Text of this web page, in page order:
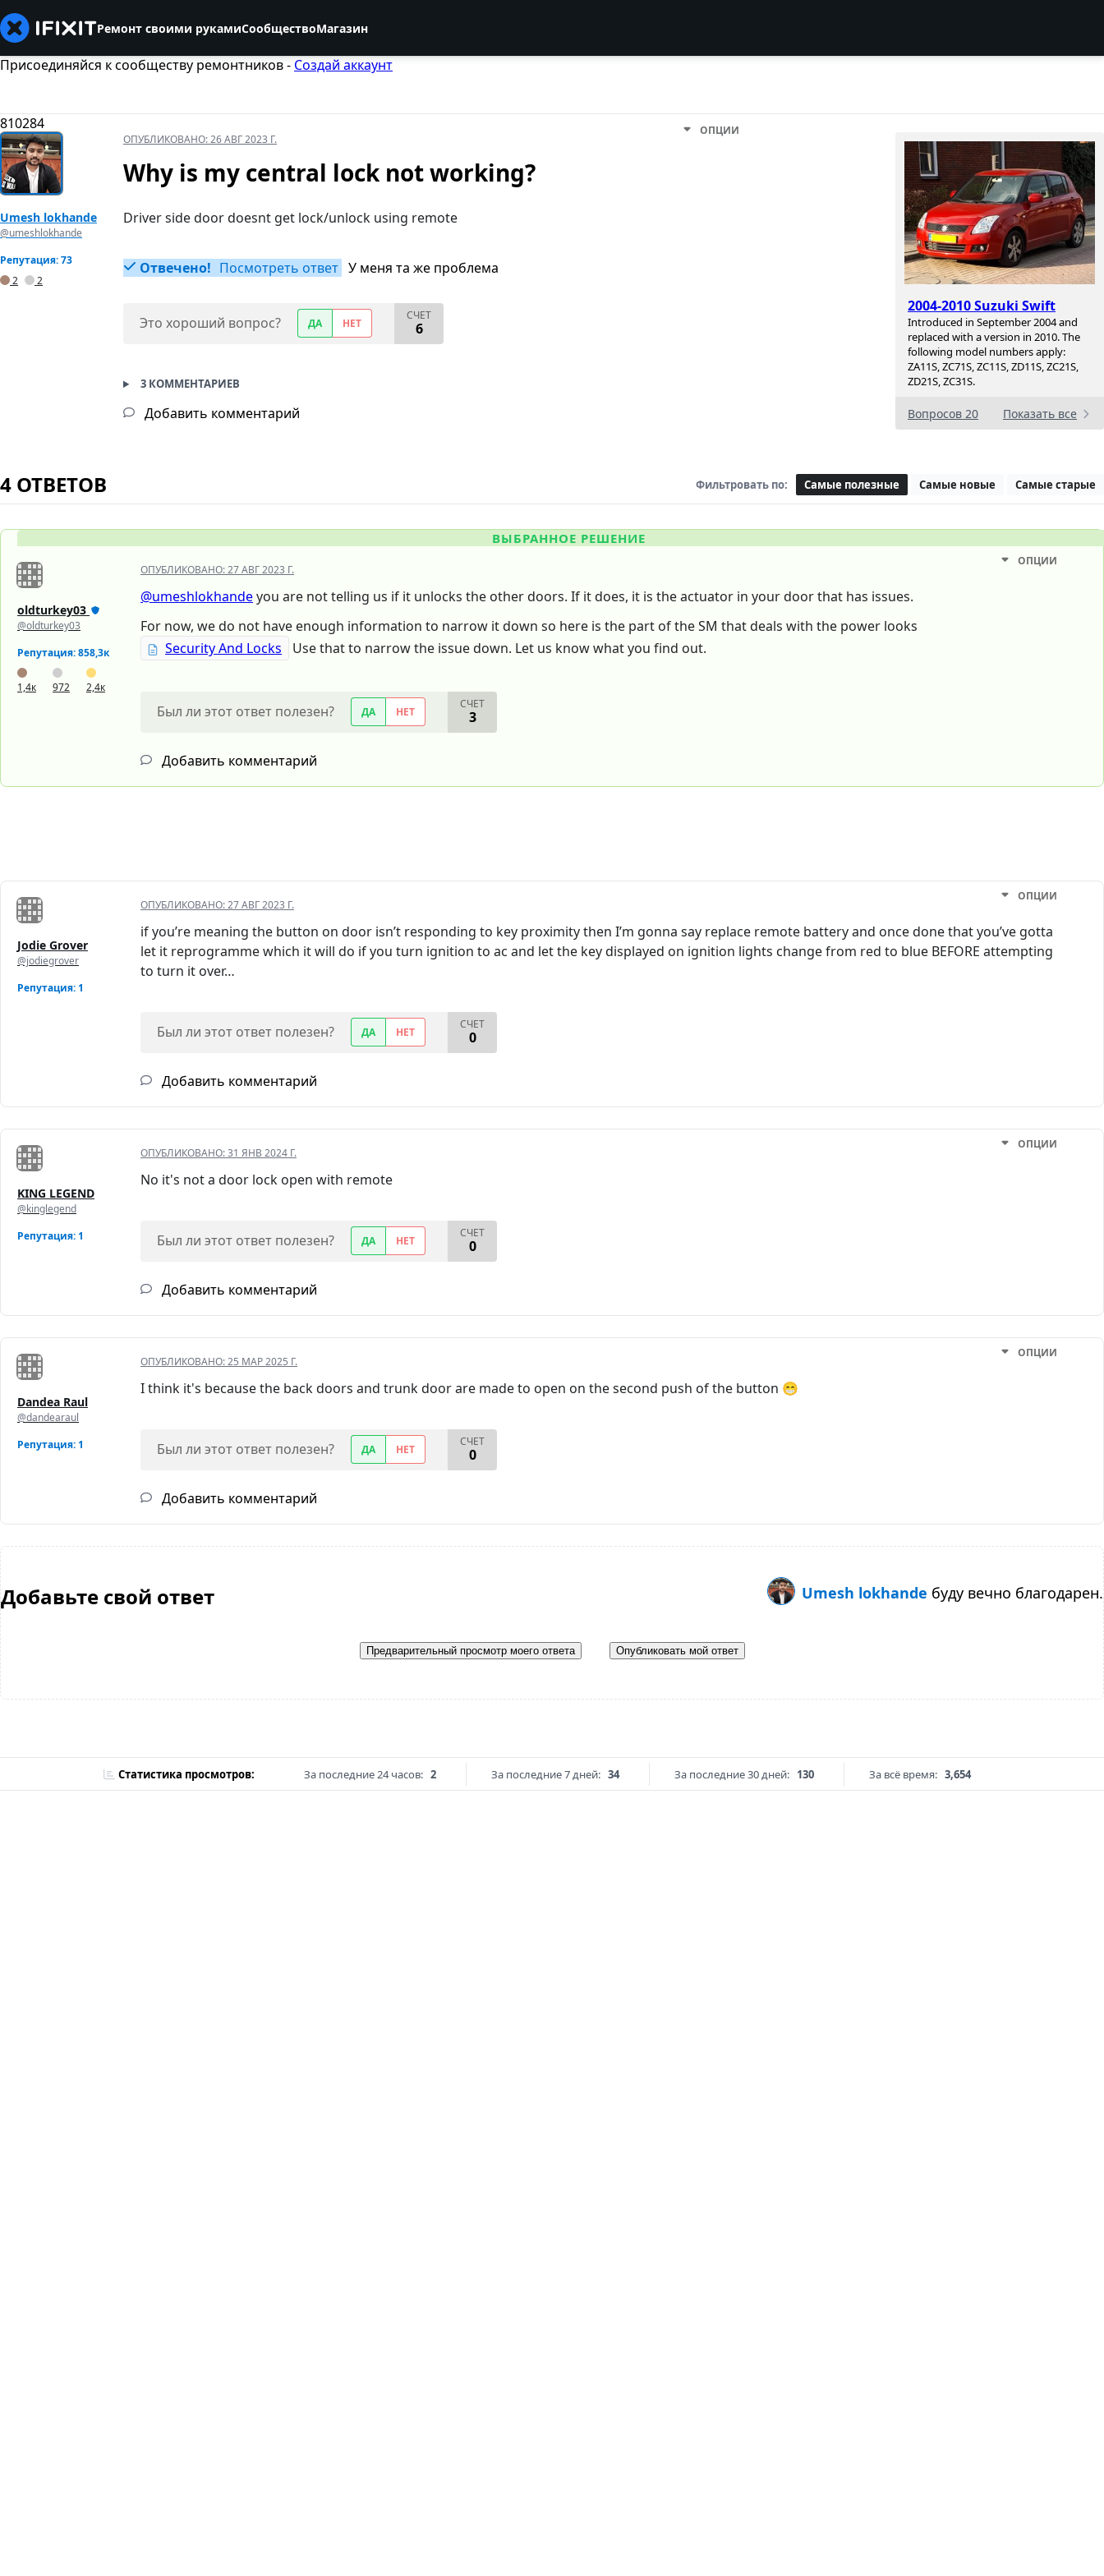
Ремонт своими рукамиСообществоМагазин
Присоединяйся к сообществу ремонтников - Создай аккаунт
810284
2004-2010 Suzuki Swift
Introduced in September 2004 and
replaced with a version in 2010. The
following model numbers apply:
ZA11S, ZC71S, ZC11S, ZD11S, ZC21S,
ZD21S, ZC31S.
Вопросов 20 Показать все
Umesh lokhande
@umeshlokhande
Репутация: 73
2
2
ОПУБЛИКОВАНО:26 АВГ 2023 Г.
ОПЦИИ
Why is my central lock not working?
Driver side door doesnt get lock/unlock using remote
Отвечено! Посмотреть ответ У меня та же проблема
Это хороший вопрос? ДА НЕТ
СЧЕТ
6
3 КОММЕНТАРИЕВ
Добавить комментарий
4 ОТВЕТОВ Фильтровать по: Самые полезные Самые новые Самые старые
ВЫБРАННОЕ РЕШЕНИЕ
oldturkey03
@oldturkey03
Репутация: 858,3к
1,4к 972 2,4к
ОПУБЛИКОВАНО:27 АВГ 2023 Г.
ОПЦИИ
@umeshlokhandeyou are not telling us if it unlocks the other doors. If it does, it is the actuator in your door that has issues.
For now, we do not have enough information to narrow it down so here is the part of the SM that deals with the power looks
Security And Locks
Use that to narrow the issue down. Let us know what you find out.
Был ли этот ответ полезен? ДА НЕТ
СЧЕТ
3
Добавить комментарий
Jodie Grover
@jodiegrover
Репутация: 1
ОПУБЛИКОВАНО:27 АВГ 2023 Г.
ОПЦИИ
if you’re meaning the button on door isn’t responding to key proximity then I’m gonna say replace remote battery and once done that you’ve gotta
let it reprogramme which it will do if you turn ignition to ac and let the key displayed on ignition lights change from red to blue BEFORE attempting
to turn it over…
Был ли этот ответ полезен? ДА НЕТ
СЧЕТ
0
Добавить комментарий
KING LEGEND
@kinglegend
Репутация: 1
ОПУБЛИКОВАНО:31 ЯНВ 2024 Г.
ОПЦИИ
No it's not a door lock open with remote
Был ли этот ответ полезен? ДА НЕТ
СЧЕТ
0
Добавить комментарий
Dandea Raul
@dandearaul
Репутация: 1
ОПУБЛИКОВАНО:25 МАР 2025 Г.
ОПЦИИ
I think it's because the back doors and trunk door are made to open on the second push of the button 😁
Был ли этот ответ полезен? ДА НЕТ
СЧЕТ
0
Добавить комментарий
Добавьте свой ответ Umesh lokhande буду вечно благодарен.
Предварительный просмотр моего ответа Опубликовать мой ответ
Статистика просмотров: За последние 24 часов: 2 За последние 7 дней: 34 За последние 30 дней: 130 За всё время: 3,654